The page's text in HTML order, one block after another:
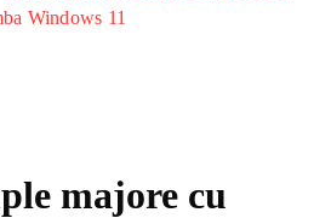
Windows 11
majore cu